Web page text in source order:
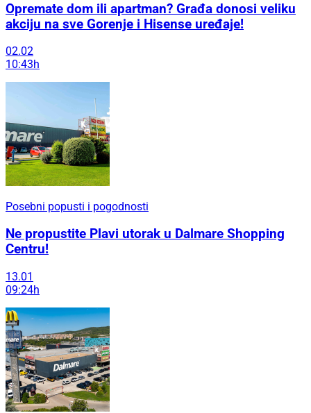
Opremate dom ili apartman? Građa donosi veliku
akciju na sve Gorenje i Hisense uređaje!
02.02
10:43h
Posebni popusti i pogodnosti
Ne propustite Plavi utorak u Dalmare Shopping
Centru!
13.01
09:24h